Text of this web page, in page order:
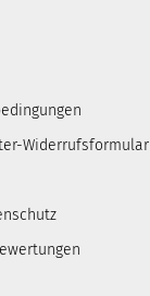
Widerrufsformular